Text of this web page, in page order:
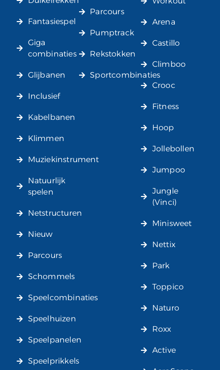
Fantasiespel
Giga
combinaties
Glijbanen
Inclusief
Kabelbanen
Klimmen
Muziekinstrument
Natuurlijk
spelen
Netstructuren
Nieuw
Parcours
Schommels
Speelcombinaties
Speelhuizen
Speelpanelen
Speelprikkels
Parcours
Pumptrack
Rekstokken
Sportcombinaties
Arena
Castillo
Climboo
Crooc
Fitness
Hoop
Jollebollen
Jumpoo
Jungle
(Vinci)
Minisweet
Nettix
Park
Toppico
Naturo
Roxx
Active